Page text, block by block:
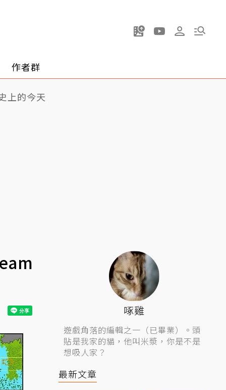
作者群
上的今天
啄雞
遊戲角落的編輯之一（已畢業）。頭
貼是我家的貓，他叫米漿，你是不是
想吸人家？
最新文章